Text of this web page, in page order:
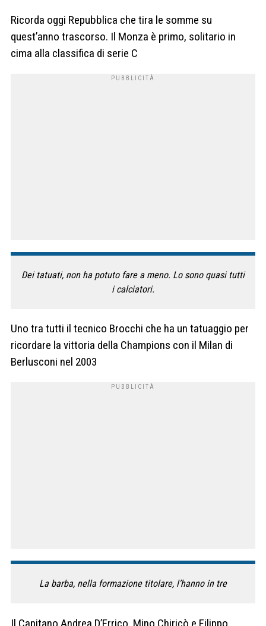
Ricorda oggi Repubblica che tira le somme su
quest’anno trascorso. Il Monza è primo, solitario in
cima alla classifica di serie C
Dei tatuati, non ha potuto fare a meno. Lo sono quasi tutti
i calciatori.
Uno tra tutti il tecnico Brocchi che ha un tatuaggio per
ricordare la vittoria della Champions con il Milan di
Berlusconi nel 2003
La barba, nella formazione titolare, l’hanno in tre
Il Capitano Andrea D’Errico, Mino Chiricò e Filippo